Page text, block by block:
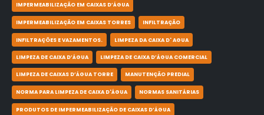
IMPERMEABILIZAÇÃO EM CAIXAS D’ÁGUA
IMPERMEABILIZAÇÃO EM CAIXAS TORRES INFILTRAÇÃO
INFILTRAÇÕES E VAZAMENTOS. LIMPEZA DA CAIXA D' AGUA
LIMPEZA DE CAIXA D’ÁGUA LIMPEZA DE CAIXA D’ÁGUA COMERCIAL
LIMPEZA DE CAIXAS D’ÁGUA TORRE MANUTENÇÃO PREDIAL
NORMA PARA LIMPEZA DE CAIXA D'ÁGUA NORMAS SANITÁRIAS
PRODUTOS DE IMPERMEABILIZAÇÃO DE CAIXAS D’ÁGUA